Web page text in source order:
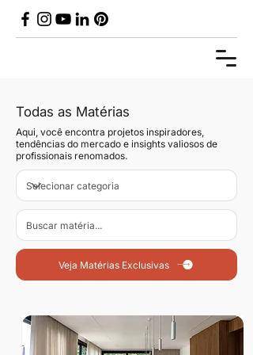
Todas as Matérias
Aqui, você encontra projetos inspiradores,
tendências do mercado e insights valiosos de
profissionais renomados.
Veja Matérias Exclusivas